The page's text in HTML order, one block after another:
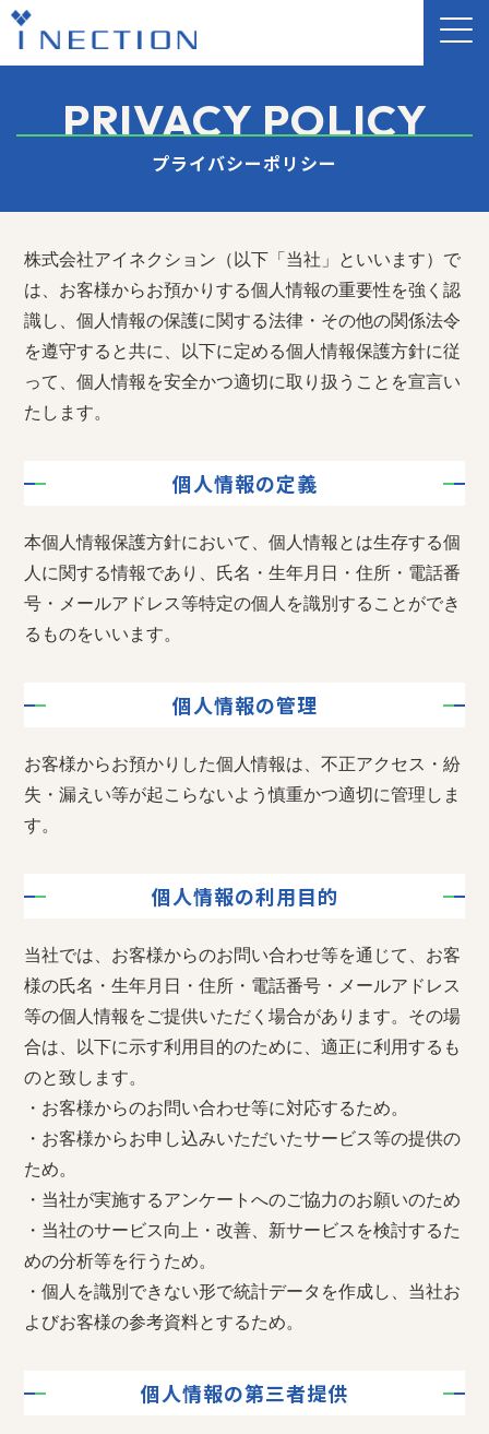
PRIVACY POLICY
プライバシーポリシー
株式会社アイネクション（以下「当社」といいます）で
は、お客様からお預かりする個人情報の重要性を強く認
識し、個人情報の保護に関する法律・その他の関係法令
を遵守すると共に、以下に定める個人情報保護方針に従
って、個人情報を安全かつ適切に取り扱うことを宣言い
たします。
個人情報の定義
本個人情報保護方針において、個人情報とは生存する個
人に関する情報であり、氏名・生年月日・住所・電話番
号・メールアドレス等特定の個人を識別することができ
るものをいいます。
個人情報の管理
お客様からお預かりした個人情報は、不正アクセス・紛
失・漏えい等が起こらないよう慎重かつ適切に管理しま
す。
個人情報の利用目的
当社では、お客様からのお問い合わせ等を通じて、お客
様の氏名・生年月日・住所・電話番号・メールアドレス
等の個人情報をご提供いただく場合があります。その場
合は、以下に示す利用目的のために、適正に利用するも
のと致します。
・お客様からのお問い合わせ等に対応するため。
・お客様からお申し込みいただいたサービス等の提供の
ため。
・当社が実施するアンケートへのご協力のお願いのため
・当社のサービス向上・改善、新サービスを検討するた
めの分析等を行うため。
・個人を識別できない形で統計データを作成し、当社お
よびお客様の参考資料とするため。
個人情報の第三者提供